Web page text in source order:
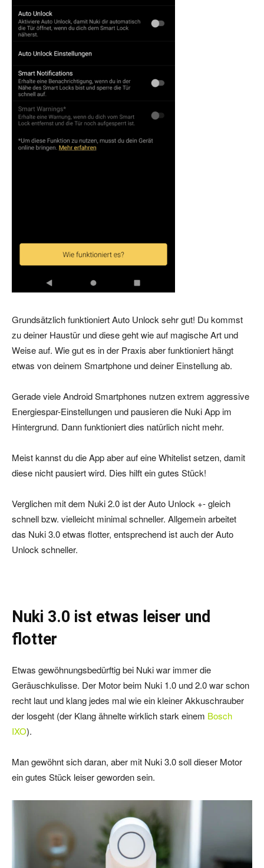
Grundsätzlich funktioniert Auto Unlock sehr gut! Du kommst
zu deiner Haustür und diese geht wie auf magische Art und
Weise auf. Wie gut es in der Praxis aber funktioniert hängt
etwas von deinem Smartphone und deiner Einstellung ab.
Gerade viele Android Smartphones nutzen extrem aggressive
Energiespar-Einstellungen und pausieren die Nuki App im
Hintergrund. Dann funktioniert dies natürlich nicht mehr.
Meist kannst du die App aber auf eine Whitelist setzen, damit
diese nicht pausiert wird. Dies hilft ein gutes Stück!
Verglichen mit dem Nuki 2.0 ist der Auto Unlock +- gleich
schnell bzw. vielleicht minimal schneller. Allgemein arbeitet
das Nuki 3.0 etwas flotter, entsprechend ist auch der Auto
Unlock schneller.
Nuki 3.0 ist etwas leiser und
flotter
Etwas gewöhnungsbedürftig bei Nuki war immer die
Geräuschkulisse. Der Motor beim Nuki 1.0 und 2.0 war schon
recht laut und klang jedes mal wie ein kleiner Akkuschrauber
der losgeht (der Klang ähnelte wirklich stark einem Bosch
IXO).
Man gewöhnt sich daran, aber mit Nuki 3.0 soll dieser Motor
ein gutes Stück leiser geworden sein.